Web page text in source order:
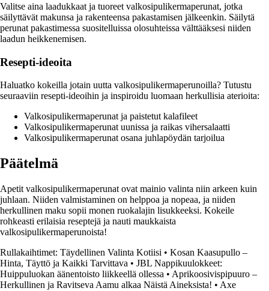
Valitse aina laadukkaat ja tuoreet valkosipulikermaperunat, jotka
säilyttävät makunsa ja rakenteensa pakastamisen jälkeenkin. Säilytä
perunat pakastimessa suositelluissa olosuhteissa välttääksesi niiden
laadun heikkenemisen.
Resepti-ideoita
Haluatko kokeilla jotain uutta valkosipulikermaperunoilla? Tutustu
seuraaviin resepti-ideoihin ja inspiroidu luomaan herkullisia aterioita:
Valkosipulikermaperunat ja paistetut kalafileet
Valkosipulikermaperunat uunissa ja raikas vihersalaatti
Valkosipulikermaperunat osana juhlapöydän tarjoilua
Päätelmä
Apetit valkosipulikermaperunat ovat mainio valinta niin arkeen kuin
juhlaan. Niiden valmistaminen on helppoa ja nopeaa, ja niiden
herkullinen maku sopii monen ruokalajin lisukkeeksi. Kokeile
rohkeasti erilaisia reseptejä ja nauti maukkaista
valkosipulikermaperunoista!
Rullakaihtimet: Täydellinen Valinta Kotiisi • Kosan Kaasupullo –
Hinta, Täyttö ja Kaikki Tarvittava • JBL Nappikuulokkeet:
Huippuluokan äänentoisto liikkeellä ollessa • Aprikoosivispipuuro –
Herkullinen ja Ravitseva Aamu alkaa Näistä Aineksista! • Axe